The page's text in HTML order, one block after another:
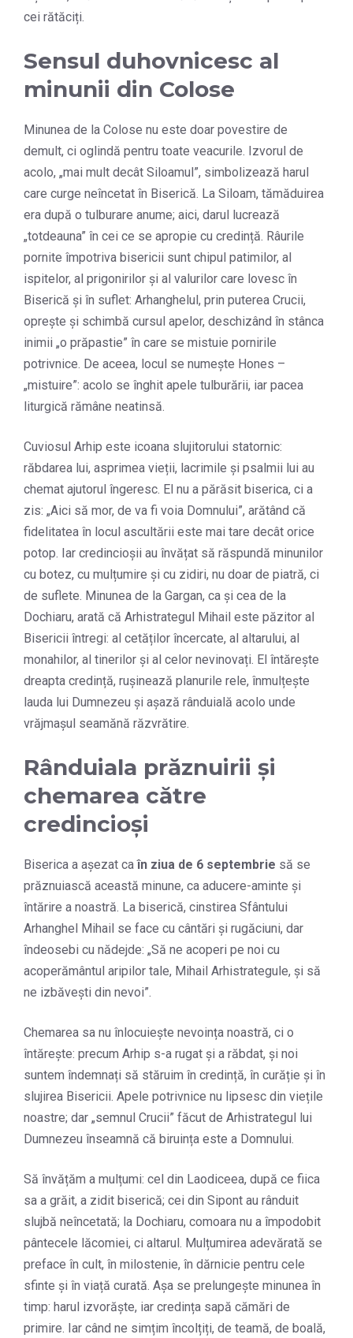
cei rătăciți.
Sensul duhovnicesc al
minunii din Colose
Minunea de la Colose nu este doar povestire de
demult, ci oglindă pentru toate veacurile. Izvorul de
acolo, „mai mult decât Siloamul”, simbolizează harul
care curge neîncetat în Biserică. La Siloam, tămăduirea
era după o tulburare anume; aici, darul lucrează
„totdeauna” în cei ce se apropie cu credință. Râurile
pornite împotriva bisericii sunt chipul patimilor, al
ispitelor, al prigonirilor și al valurilor care lovesc în
Biserică și în suflet: Arhanghelul, prin puterea Crucii,
oprește și schimbă cursul apelor, deschizând în stânca
inimii „o prăpastie” în care se mistuie pornirile
potrivnice. De aceea, locul se numește Hones –
„mistuire”: acolo se înghit apele tulburării, iar pacea
liturgică rămâne neatinsă.
Cuviosul Arhip este icoana slujitorului statornic:
răbdarea lui, asprimea vieții, lacrimile și psalmii lui au
chemat ajutorul îngeresc. El nu a părăsit biserica, ci a
zis: „Aici să mor, de va fi voia Domnului”, arătând că
fidelitatea în locul ascultării este mai tare decât orice
potop. Iar credincioșii au învățat să răspundă minunilor
cu botez, cu mulțumire și cu zidiri, nu doar de piatră, ci
de suflete. Minunea de la Gargan, ca și cea de la
Dochiaru, arată că Arhistrategul Mihail este păzitor al
Bisericii întregi: al cetăților încercate, al altarului, al
monahilor, al tinerilor și al celor nevinovați. El întărește
dreapta credință, rușinează planurile rele, înmulțește
lauda lui Dumnezeu și așază rânduială acolo unde
vrăjmașul seamănă răzvrătire.
Rânduiala prăznuirii și
chemarea către
credincioși
Biserica a așezat caîn ziua de 6 septembrie să se
prăznuiască această minune, ca aducere-aminte și
întărire a noastră. La biserică, cinstirea Sfântului
Arhanghel Mihail se face cu cântări și rugăciuni, dar
îndeosebi cu nădejde: „Să ne acoperi pe noi cu
acoperământul aripilor tale, Mihail Arhistrategule, și să
ne izbăvești din nevoi”.
Chemarea sa nu înlocuiește nevoința noastră, ci o
întărește: precum Arhip s-a rugat și a răbdat, și noi
suntem îndemnați să stăruim în credință, în curăție și în
slujirea Bisericii. Apele potrivnice nu lipsesc din viețile
noastre; dar „semnul Crucii” făcut de Arhistrategul lui
Dumnezeu înseamnă că biruința este a Domnului.
Să învățăm a mulțumi: cel din Laodiceea, după ce fiica
sa a grăit, a zidit biserică; cei din Sipont au rânduit
slujbă neîncetată; la Dochiaru, comoara nu a împodobit
pântecele lăcomiei, ci altarul. Mulțumirea adevărată se
preface în cult, în milostenie, în dărnicie pentru cele
sfinte și în viață curată. Așa se prelungește minunea în
timp: harul izvorăște, iar credința sapă cămări de
primire. Iar când ne simțim încolțiți, de teamă, de boală,